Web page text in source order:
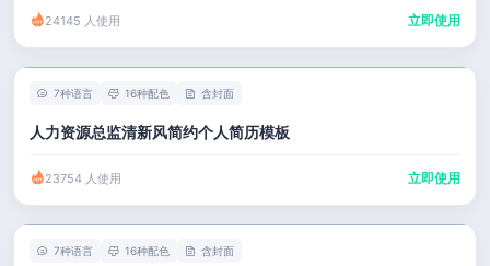
24145 人使用 立即使用
7种语言 16种配色 含封面
人力资源总监清新风简约个人简历模板
23754 人使用 立即使用
7种语言 16种配色 含封面